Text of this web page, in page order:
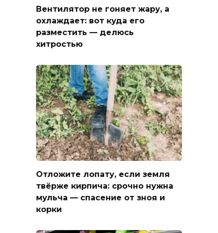
Вентилятор не гоняет жару, а
охлаждает: вот куда его
разместить — делюсь
хитростью
Отложите лопату, если земля
твёрже кирпича: срочно нужна
мульча — спасение от зноя и
корки